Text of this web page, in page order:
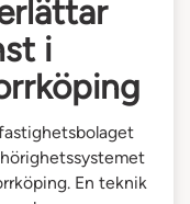
i
En teknik